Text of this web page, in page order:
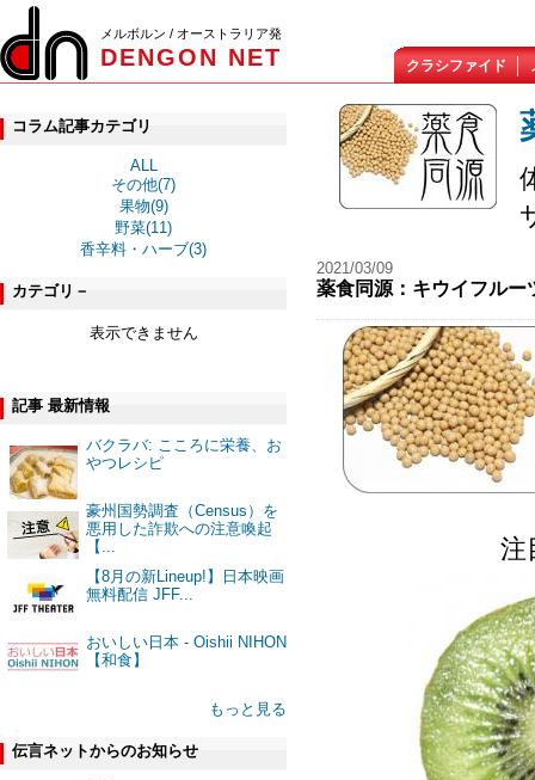
メルボルン / オーストラリア発
DENGON NET クラシファイド
コラム記事カテゴリ
ALL
その他(7)
果物(9)
野菜(11)
香辛料・ハーブ(3)
カテゴリ－
表示できません
記事 最新情報
バクラバ: こころに栄養、お
やつレシピ
豪州国勢調査（Census）を
悪用した詐欺への注意喚起
【...
【8月の新Lineup!】日本映画
無料配信 JFF...
おいしい日本 - Oishii NIHON
【和食】
もっと見る
伝言ネットからのお知らせ
2021/03/09
薬食同源：キウイフル
注